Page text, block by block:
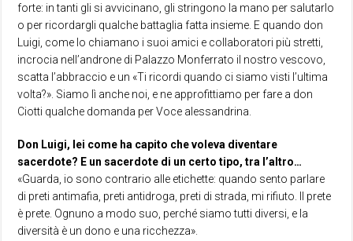
forte: in tanti gli si avvicinano, gli stringono la mano per salutarlo
o per ricordargli qualche battaglia fatta insieme. E quando don
Luigi, come lo chiamano i suoi amici e collaboratori più stretti,
incrocia nell’androne di Palazzo Monferrato il nostro vescovo,
scatta l’abbraccio e un «Ti ricordi quando ci siamo visti l’ultima
volta?». Siamo lì anche noi, e ne approfittiamo per fare a don
Ciotti qualche domanda per Voce alessandrina.
Don Luigi, lei come ha capito che voleva diventare
sacerdote? E un sacerdote di un certo tipo, tra l’altro…
«Guarda, io sono contrario alle etichette: quando sento parlare
di preti antimafia, preti antidroga, preti di strada, mi rifiuto. Il prete
è prete. Ognuno a modo suo, perché siamo tutti diversi, e la
diversità è un dono e una ricchezza».